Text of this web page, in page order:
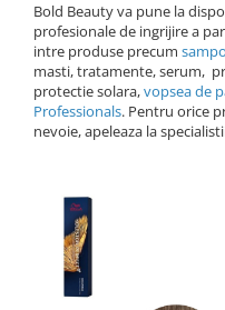
Bold Beauty va pune la
profesionale de ingrijire a
intre produse precum
masti, tratamente, serum,
protectie solara,vopsea de
Professionals. Pentru orice
nevoie, apeleaza la